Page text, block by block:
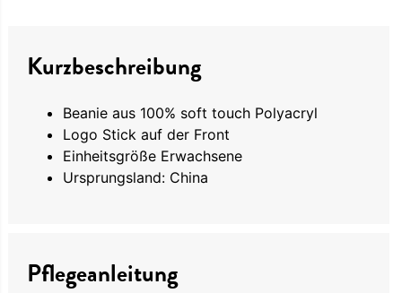
Kurzbeschreibung
Beanie aus 100% soft touch Polyacryl
Logo Stick auf der Front
Einheitsgröße Erwachsene
Ursprungsland: China
Pflegeanleitung